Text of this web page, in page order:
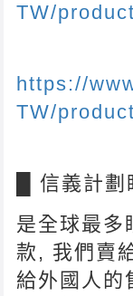
TW/
https://
TW/
█ 信義計劃
是全球最多
款, 我們賣
給外國人的